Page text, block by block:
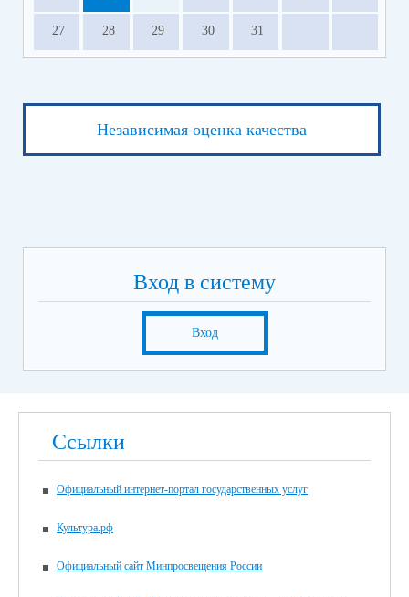
27 28 29 30 31
Независимая оценка качества
Вход в систему
Вход
Ссылки
Официальный интернет-портал государственных услуг
Культура.рф
Официальный сайт Минпросвещения России